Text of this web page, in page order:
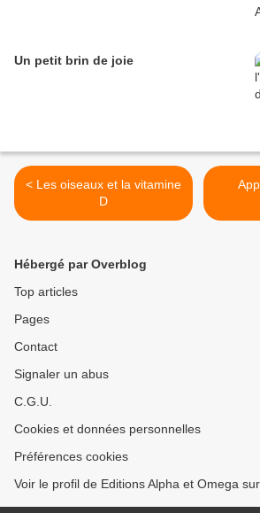
Un petit brin de joie
< Les oiseaux et la vitamine
D
Hébergé par Overblog
Top articles
Pages
Contact
Signaler un abus
C.G.U.
Cookies et données personnelles
Préférences cookies
Voir le profil de Editions Alpha et Omega